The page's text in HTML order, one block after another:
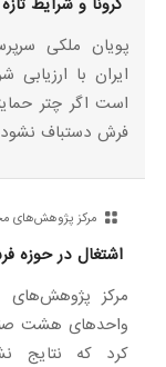
کرونا و شرایط
پویان ملکی
ایران با
است اگر چتر
فرش دستباف نشود
مرکز پژوهش‌های
اشتغال در حوزه
مرکز
واحدهای هشت صنف
کرد که نتایج